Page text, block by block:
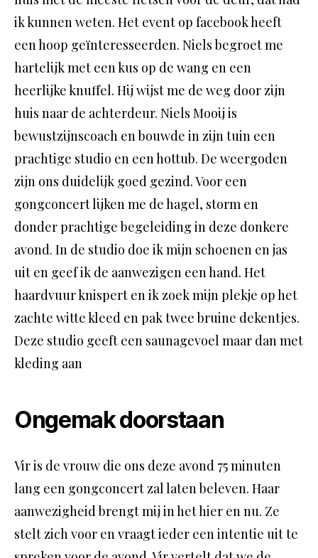
ik kunnen weten. Het event op facebook heeft
een hoop geïnteresseerden. Niels begroet me
hartelijk met een kus op de wang en een
heerlijke knuffel. Hij wijst me de weg door zijn
huis naar de achterdeur. Niels Mooij is
bewustzijnscoach en bouwde in zijn tuin een
prachtige studio en een hottub. De weergoden
zijn ons duidelijk goed gezind. Voor een
gongconcert lijken me de hagel, storm en
donder prachtige begeleiding in deze donkere
avond. In de studio doe ik mijn schoenen en jas
uit en geef ik de aanwezigen een hand. Het
haardvuur knispert en ik zoek mijn plekje op het
zachte witte kleed en pak twee bruine dekentjes.
Deze studio geeft een saunagevoel maar dan met
kleding aan
Ongemak doorstaan
Vir is de vrouw die ons deze avond 75 minuten
lang een gongconcert zal laten beleven. Haar
aanwezigheid brengt mij in het hier en nu. Ze
stelt zich voor en vraagt ieder een intentie uit te